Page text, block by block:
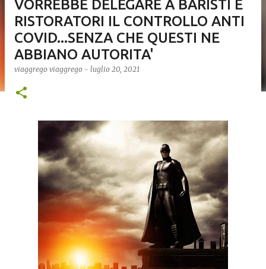
VORREBBE DELEGARE A BARISTI E
RISTORATORI IL CONTROLLO ANTI
COVID...SENZA CHE QUESTI NE
ABBIANO AUTORITA'
viaggrego viaggrego - luglio 20, 2021